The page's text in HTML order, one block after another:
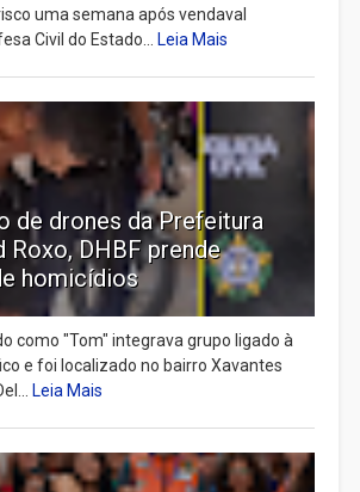
uma semana após vendaval
Civil do Estado... Leia Mais
de drones da Prefeitura
Roxo, DHBF prende
homicídios
como "Tom" integrava grupo ligado à
e foi localizado no bairro Xavantes
Leia Mais